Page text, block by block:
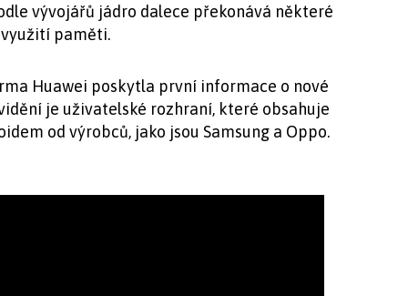
vývojářů jádro dalece překonává některé
paměti.
Huawei poskytla první informace o nové
je uživatelské rozhraní, které obsahuje
od výrobců, jako jsou Samsung a Oppo.